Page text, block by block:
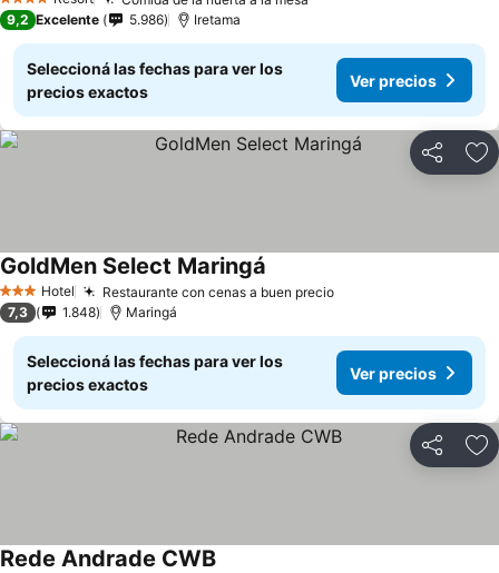
4 Estrellas
9,2 Excelente 5.986 Iretama
Seleccioná las fechas para ver los
precios exactos
Ver precios
Compartir
3 Estrellas
Hotel Restaurante con cenas a buen precio
GoldMen Select Maringá
7,3 1.848 Maringá
Seleccioná las fechas para ver los
precios exactos
Ver precios
Compartir
Rede Andrade CWB